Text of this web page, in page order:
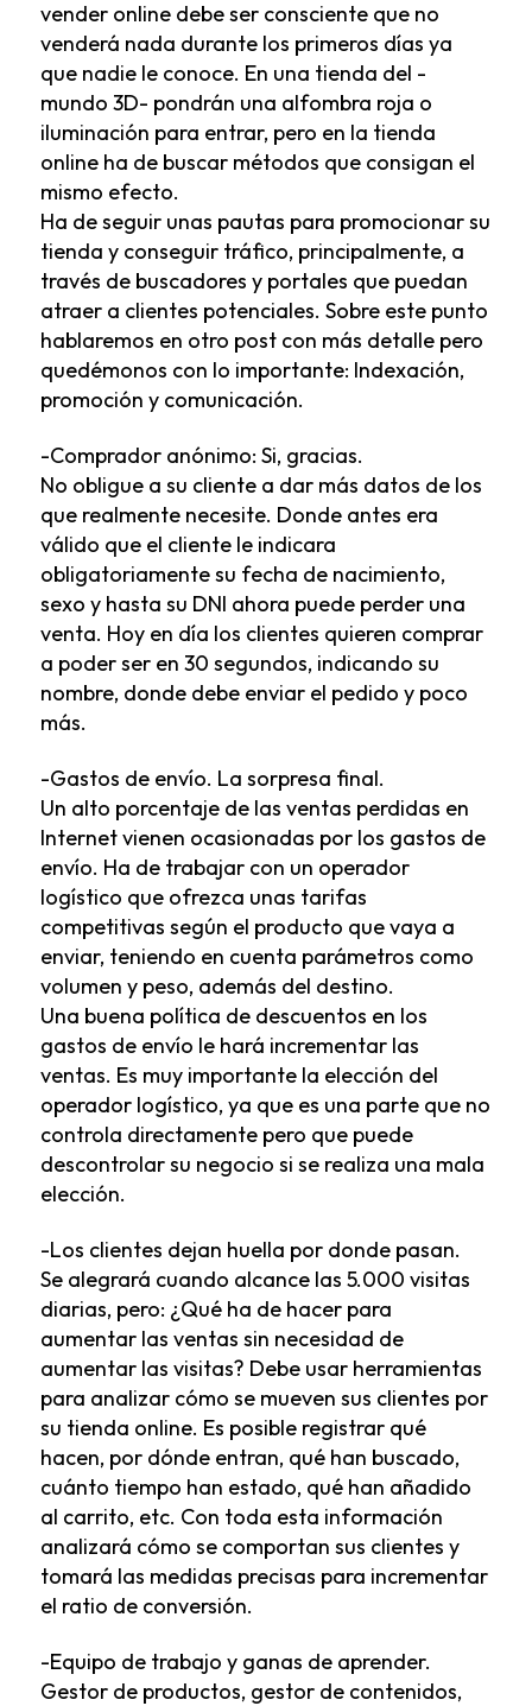
vender online debe ser consciente que no
venderá nada durante los primeros días ya
que nadie le conoce. En una tienda del -
mundo 3D- pondrán una alfombra roja o
iluminación para entrar, pero en la tienda
online ha de buscar métodos que consigan el
mismo efecto.
Ha de seguir unas pautas para promocionar su
tienda y conseguir tráfico, principalmente, a
través de buscadores y portales que puedan
atraer a clientes potenciales. Sobre este punto
hablaremos en otro post con más detalle pero
quedémonos con lo importante: Indexación,
promoción y comunicación.
-Comprador anónimo: Si, gracias.
No obligue a su cliente a dar más datos de los
que realmente necesite. Donde antes era
válido que el cliente le indicara
obligatoriamente su fecha de nacimiento,
sexo y hasta su DNI ahora puede perder una
venta. Hoy en día los clientes quieren comprar
a poder ser en 30 segundos, indicando su
nombre, donde debe enviar el pedido y poco
más.
-Gastos de envío. La sorpresa final.
Un alto porcentaje de las ventas perdidas en
Internet vienen ocasionadas por los gastos de
envío. Ha de trabajar con un operador
logístico que ofrezca unas tarifas
competitivas según el producto que vaya a
enviar, teniendo en cuenta parámetros como
volumen y peso, además del destino.
Una buena política de descuentos en los
gastos de envío le hará incrementar las
ventas. Es muy importante la elección del
operador logístico, ya que es una parte que no
controla directamente pero que puede
descontrolar su negocio si se realiza una mala
elección.
-Los clientes dejan huella por donde pasan.
Se alegrará cuando alcance las 5.000 visitas
diarias, pero: ¿Qué ha de hacer para
aumentar las ventas sin necesidad de
aumentar las visitas? Debe usar herramientas
para analizar cómo se mueven sus clientes por
su tienda online. Es posible registrar qué
hacen, por dónde entran, qué han buscado,
cuánto tiempo han estado, qué han añadido
al carrito, etc. Con toda esta información
analizará cómo se comportan sus clientes y
tomará las medidas precisas para incrementar
el ratio de conversión.
-Equipo de trabajo y ganas de aprender.
Gestor de productos, gestor de contenidos,